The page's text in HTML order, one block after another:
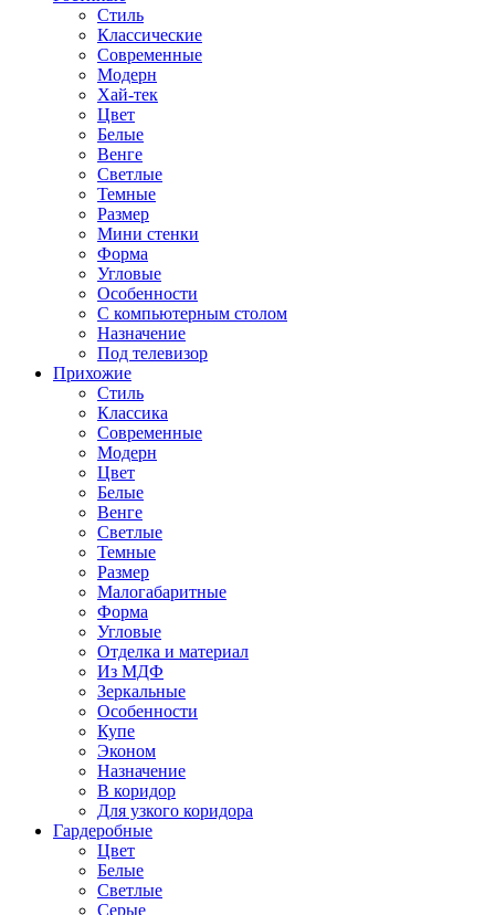
Стиль
Классические
Современные
Модерн
Хай-тек
Цвет
Белые
Венге
Светлые
Темные
Размер
Мини стенки
Форма
Угловые
Особенности
С компьютерным столом
Назначение
Под телевизор
Прихожие
Стиль
Классика
Современные
Модерн
Цвет
Белые
Венге
Светлые
Темные
Размер
Малогабаритные
Форма
Угловые
Отделка и материал
Из МДФ
Зеркальные
Особенности
Купе
Эконом
Назначение
В коридор
Для узкого коридора
Гардеробные
Цвет
Белые
Светлые
Серые